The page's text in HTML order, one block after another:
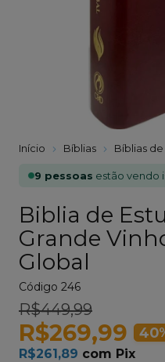
Início Bíblias Bíblias
9 pessoas estão vendo
Biblia de
Grande
Global
Código 246
R$449,99
R$269,99 40
R$261,89 com Pix